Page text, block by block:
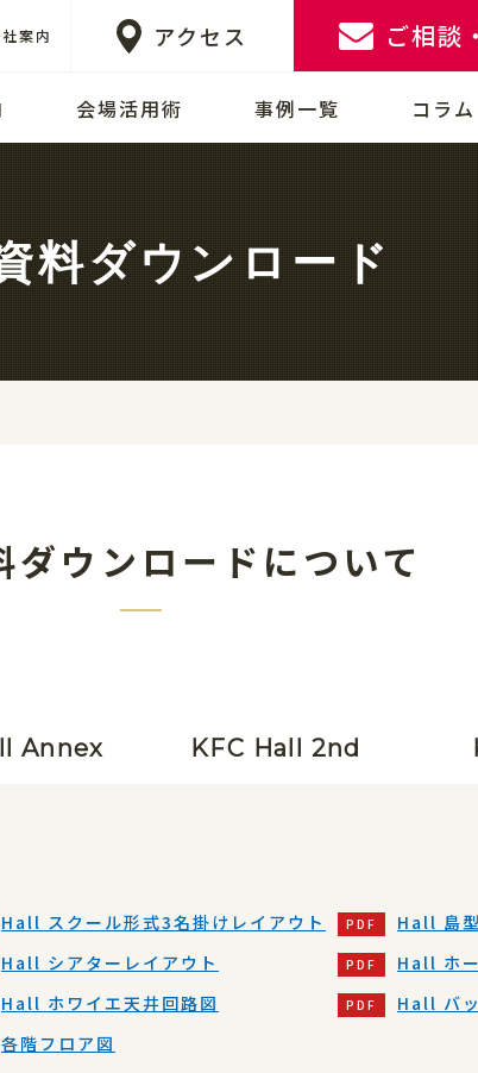
案内 アクセス ご相談
会場活用術 事例一覧 コラム
料ダウンロード
ダウンロードについて
Annex KFC Hall 2nd
Hall スクール形式3名掛けレイアウト
Hall 島
Hall シアターレイアウト
Hall ホ
Hall ホワイエ天井回路図
Hall バ
各階フロア図